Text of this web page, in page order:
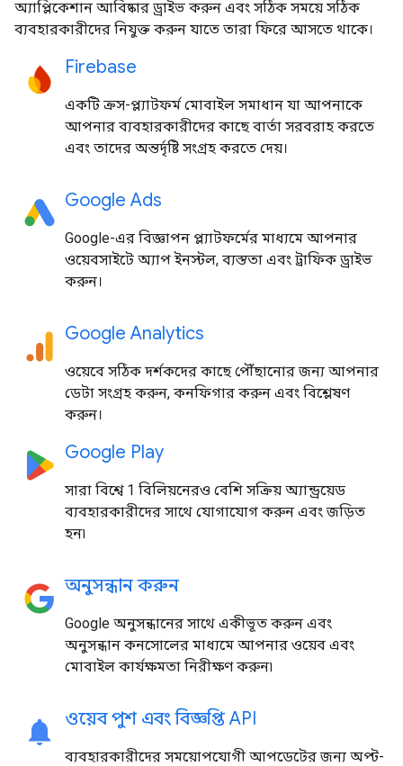
অ্যাপ্লিকেশান আবিষ্কার ড্রাইভ করুন এবং সঠিক সময়ে সঠিক
ব্যবহারকারীদের নিযুক্ত করুন যাতে তারা ফিরে আসতে থাকে।
Firebase
একটি ক্রস-প্ল্যাটফর্ম মোবাইল সমাধান যা আপনাকে
আপনার ব্যবহারকারীদের কাছে বার্তা সরবরাহ করতে
এবং তাদের অন্তর্দৃষ্টি সংগ্রহ করতে দেয়।
Google Ads
Google-এর বিজ্ঞাপন প্ল্যাটফর্মের মাধ্যমে আপনার
ওয়েবসাইটে অ্যাপ ইনস্টল, ব্যস্ততা এবং ট্রাফিক ড্রাইভ
করুন।
Google Analytics
ওয়েবে সঠিক দর্শকদের কাছে পৌঁছানোর জন্য আপনার
ডেটা সংগ্রহ করুন, কনফিগার করুন এবং বিশ্লেষণ
করুন।
Google Play
সারা বিশ্বে 1 বিলিয়নেরও বেশি সক্রিয় অ্যান্ড্রয়েড
ব্যবহারকারীদের সাথে যোগাযোগ করুন এবং জড়িত
হন৷
অনুসন্ধান করুন
Google অনুসন্ধানের সাথে একীভূত করুন এবং
অনুসন্ধান কনসোলের মাধ্যমে আপনার ওয়েব এবং
মোবাইল কার্যক্ষমতা নিরীক্ষণ করুন৷
ওয়েব পুশ এবং বিজ্ঞপ্তি API
ব্যবহারকারীদের সময়োপযোগী আপডেটের জন্য অপ্ট-